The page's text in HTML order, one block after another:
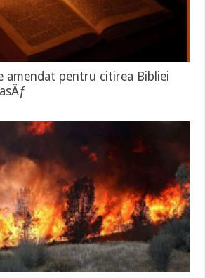
amendat pentru citirea Bibliei